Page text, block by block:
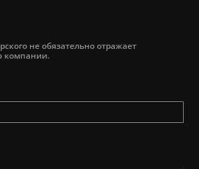
не обязательно отражает
компании.